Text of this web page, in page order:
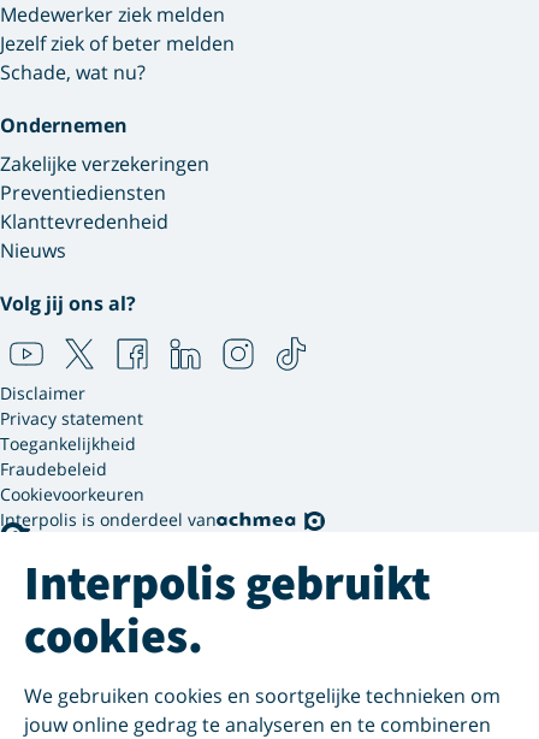
Medewerker ziek melden
Jezelf ziek of beter melden
Schade, wat nu?
Ondernemen
Zakelijke verzekeringen
Preventiediensten
Klanttevredenheid
Nieuws
Volg jij ons al?
Disclaimer
Privacy statement
Toegankelijkheid
Fraudebeleid
Cookievoorkeuren
Interpolis is onderdeel van
Interpolis gebruikt
cookies.
We gebruiken cookies en soortgelijke technieken om
jouw online gedrag te analyseren en te combineren